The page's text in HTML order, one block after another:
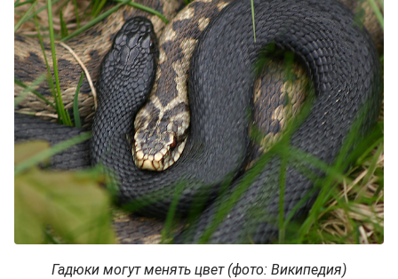
Гадюки могут менять цвет (фото: Википедия)